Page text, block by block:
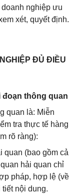
nghiệp ưu
xét, quyết định.
ĐỦ ĐIỀU
đoạn thông quan
quan là: Miễn
tra thực tế hàng
rõ ràng):
quan (bao gồm cả
hải quan chỉ
pháp, hợp lệ (về
nội dung.